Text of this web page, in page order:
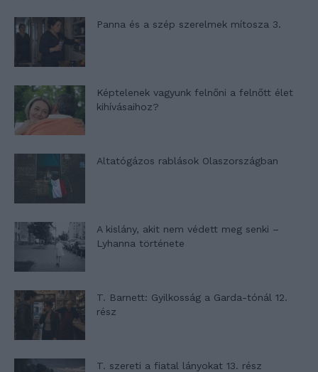
Panna és a szép szerelmek mítosza 3.
Képtelenek vagyunk felnőni a felnőtt élet
kihívásaihoz?
Altatógázos rablások Olaszországban
A kislány, akit nem védett meg senki –
Lyhanna története
T. Barnett: Gyilkosság a Garda-tónál 12.
rész
T. szereti a fiatal lányokat 13. rész